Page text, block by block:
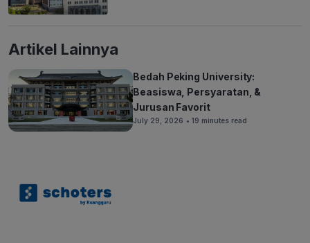
Artikel Lainnya
Bedah Peking University:
Beasiswa, Persyaratan, &
Jurusan Favorit
July 29, 2026 • 19 minutes read